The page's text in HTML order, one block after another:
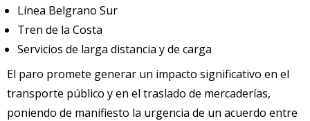
Línea Belgrano Sur
Tren de la Costa
Servicios de larga distancia y de carga
El paro promete generar un impacto significativo en el
transporte público y en el traslado de mercaderías,
poniendo de manifiesto la urgencia de un acuerdo entre